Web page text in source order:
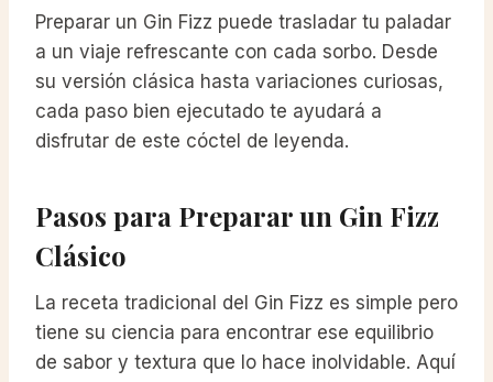
Preparar un Gin Fizz puede trasladar tu paladar
a un viaje refrescante con cada sorbo. Desde
su versión clásica hasta variaciones curiosas,
cada paso bien ejecutado te ayudará a
disfrutar de este cóctel de leyenda.
Pasos para Preparar un Gin Fizz
Clásico
La receta tradicional del Gin Fizz es simple pero
tiene su ciencia para encontrar ese equilibrio
de sabor y textura que lo hace inolvidable. Aquí